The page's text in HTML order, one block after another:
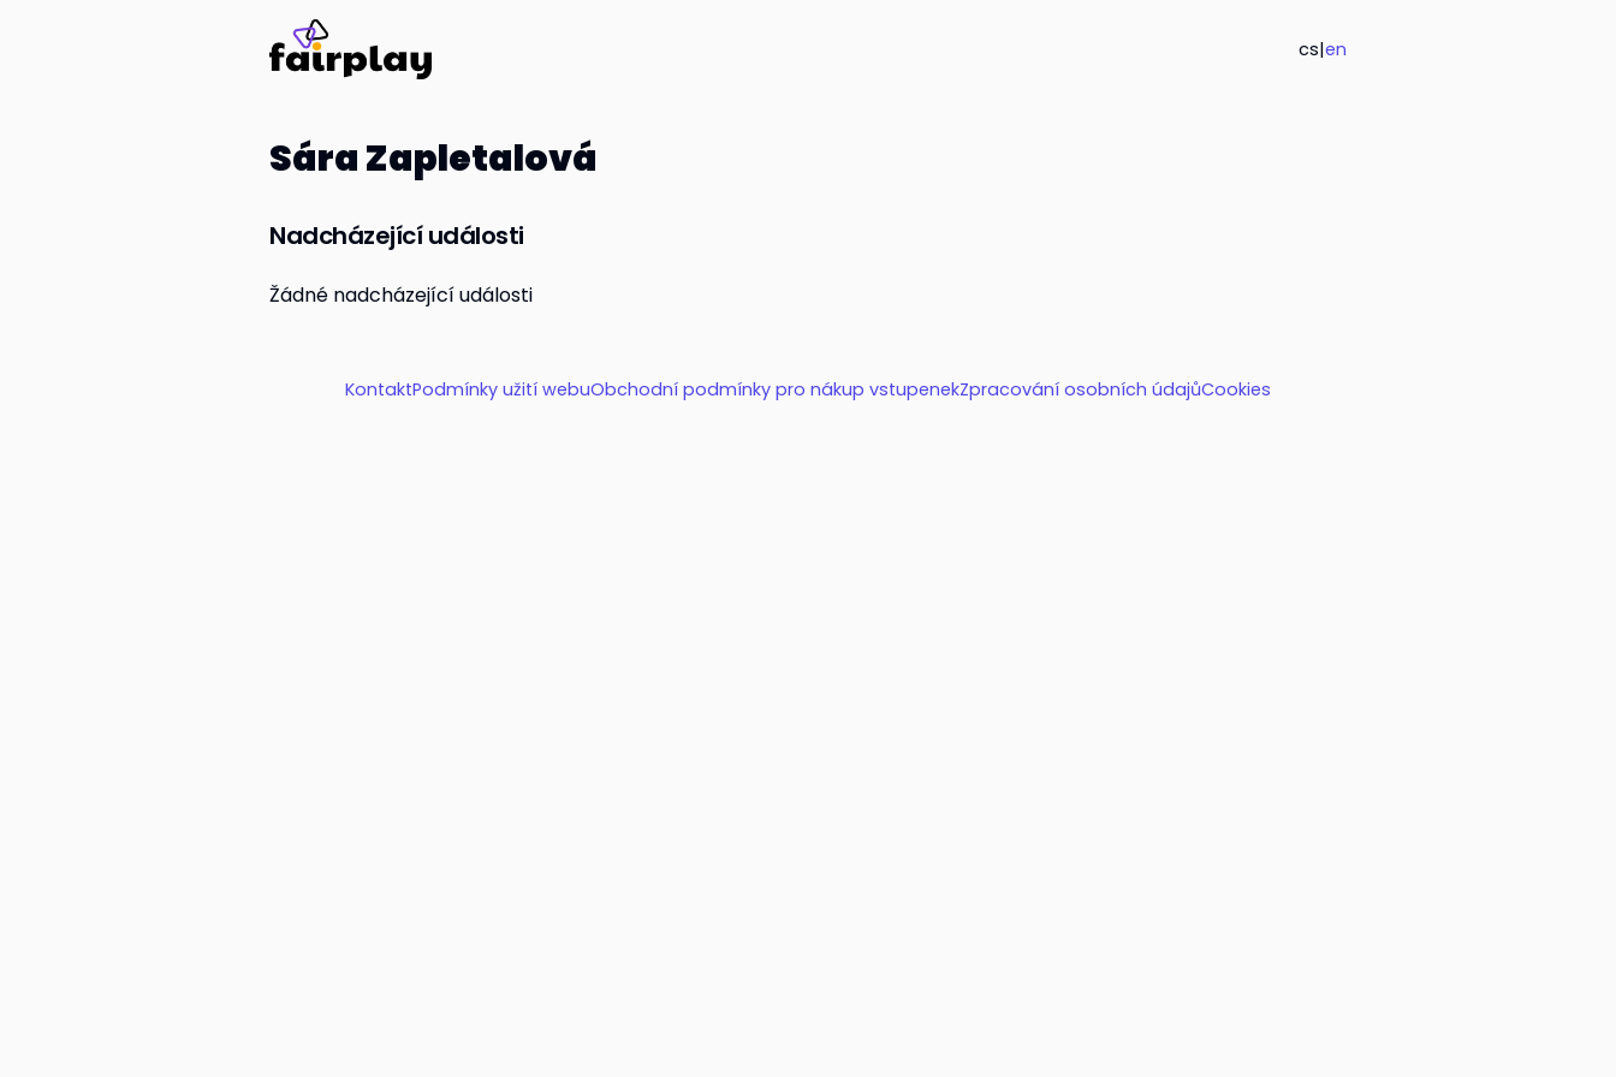
cs|en
Sára Zapletalová
Nadcházející události
Žádné nadcházející události
KontaktPodmínky užití webuObchodní podmínky pro nákup vstupenekZpracování osobních údajůCookies